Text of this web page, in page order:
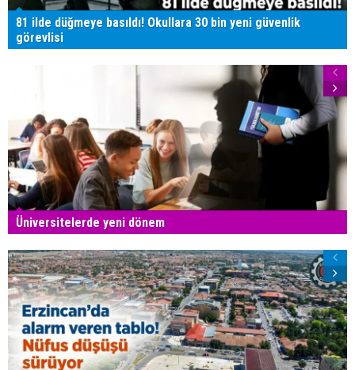
81 ilde düğmeye basıldı! Okullara 30 bin yeni güvenlik
görevlisi
Üniversitelerde yeni dönem